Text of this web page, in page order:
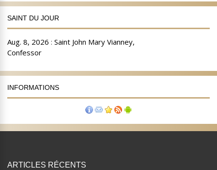
SAINT DU JOUR
INFORMATIONS
ARTICLES RÉCENTS